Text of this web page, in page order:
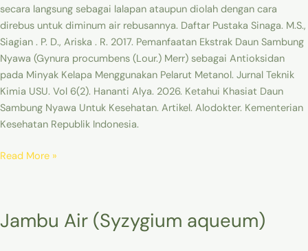
secara langsung sebagai lalapan ataupun diolah dengan cara
direbus untuk diminum air rebusannya. Daftar Pustaka Sinaga. M.S.,
Siagian . P. D., Ariska . R. 2017. Pemanfaatan Ekstrak Daun Sambung
Nyawa (Gynura procumbens (Lour.) Merr) sebagai Antioksidan
pada Minyak Kelapa Menggunakan Pelarut Metanol. Jurnal Teknik
Kimia USU. Vol 6(2). Hananti Alya. 2026. Ketahui Khasiat Daun
Sambung Nyawa Untuk Kesehatan. Artikel. Alodokter. Kementerian
Kesehatan Republik Indonesia.
Read More »
Jambu Air (Syzygium aqueum)
Air